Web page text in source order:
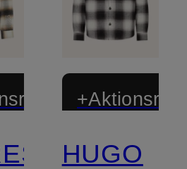
HUGO